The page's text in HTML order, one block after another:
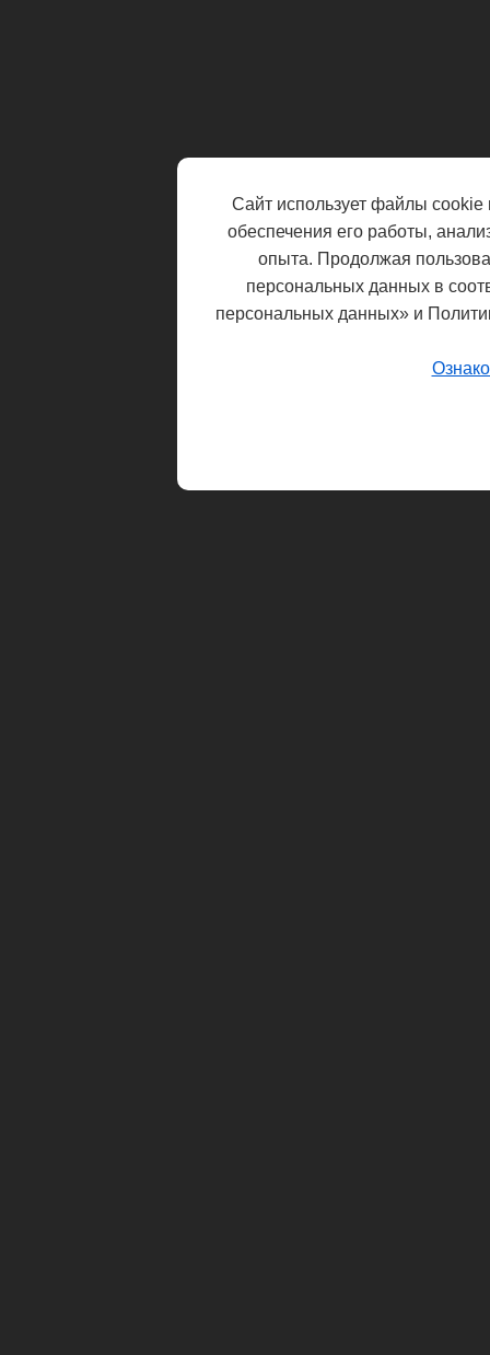
Сайт использует файлы cookie
обеспечения его работы,
опыта. Продолжая
персональных данных в
персональных данных» и